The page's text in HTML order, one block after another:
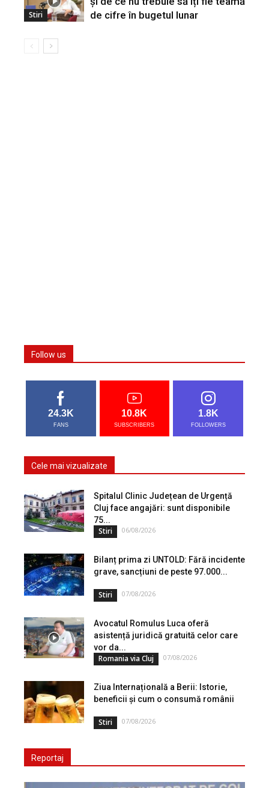
Stiri
de cifre în bugetul lunar
Follow us
24.3K
FANS
10.8K
SUBSCRIBERS
1.8K
FOLLOWERS
Cele mai vizualizate
Spitalul Clinic Județean de Urgență
Cluj face angajări: sunt disponibile
75...
Stiri 06/08/2026
Bilanț prima zi UNTOLD: Fără incidente
grave, sancțiuni de peste 97.000...
Stiri 07/08/2026
Avocatul Romulus Luca oferă
asistență juridică gratuită celor care
vor da...
Romania via Cluj 07/08/2026
Ziua Internațională a Berii: Istorie,
beneficii și cum o consumă românii
Stiri 07/08/2026
Reportaj